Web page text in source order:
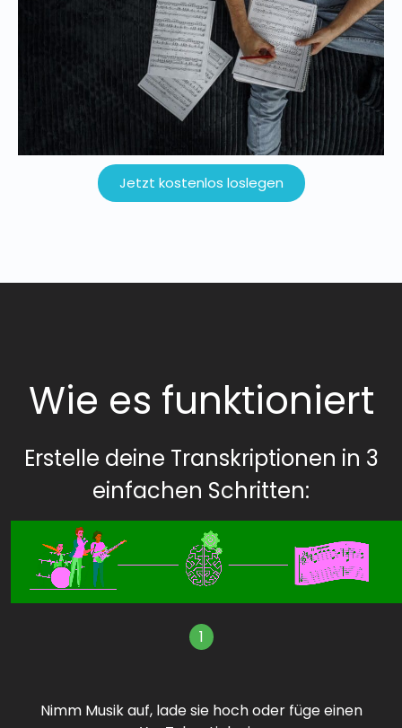
Jetzt kostenlos loslegen
Wie es funktioniert
Erstelle deine Transkriptionen in 3
einfachen Schritten:
1
Nimm Musik auf, lade sie hoch oder füge einen